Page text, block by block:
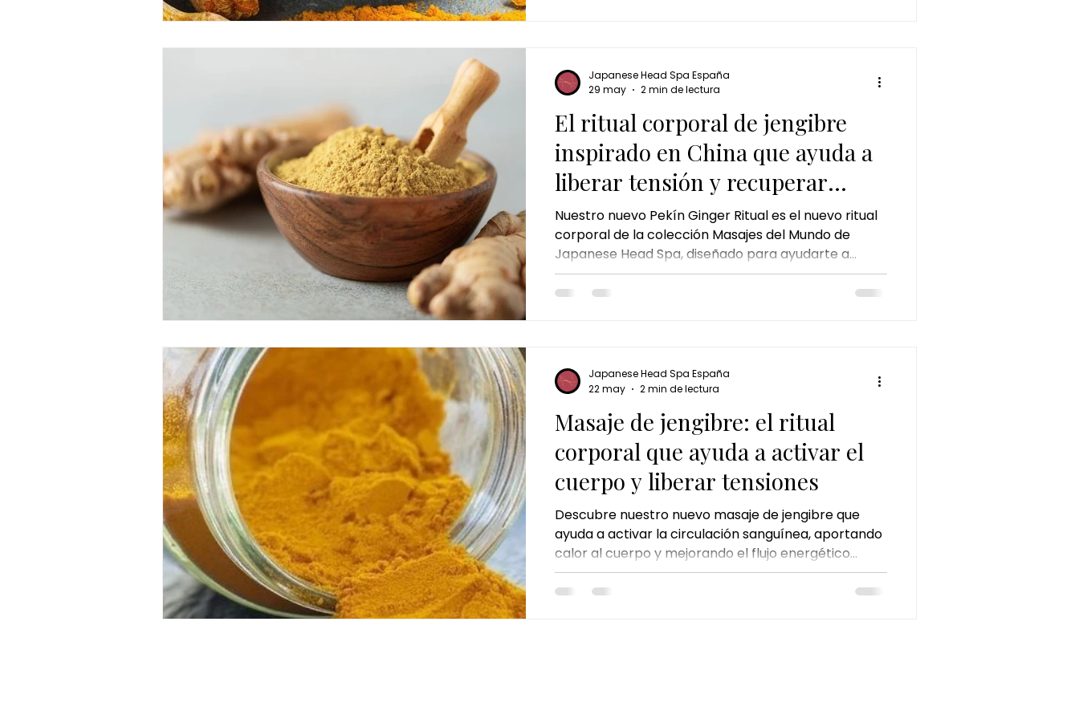
El ritual corporal de jengibre
inspirado en China que ayuda a
liberar tensión y recuperar
energía
Nuestro nuevo Pekín Ginger Ritual es el nuevo ritual
corporal de la colección Masajes del Mundo de
Japanese Head Spa, diseñado para ayudarte a
recuperar el equilibrio corporal, liberar tensiones y
reactivar la energía desde el interior.
Japanese Head Spa España
29 may
2 min de lectura
Masaje de jengibre: el ritual
corporal que ayuda a activar el
cuerpo y liberar tensiones
Descubre nuestro nuevo masaje de jengibre que
ayuda a activar la circulación sanguínea, aportando
calor al cuerpo y mejorando el flujo energético
desde la primera aplicación.
Japanese Head Spa España
22 may
2 min de lectura